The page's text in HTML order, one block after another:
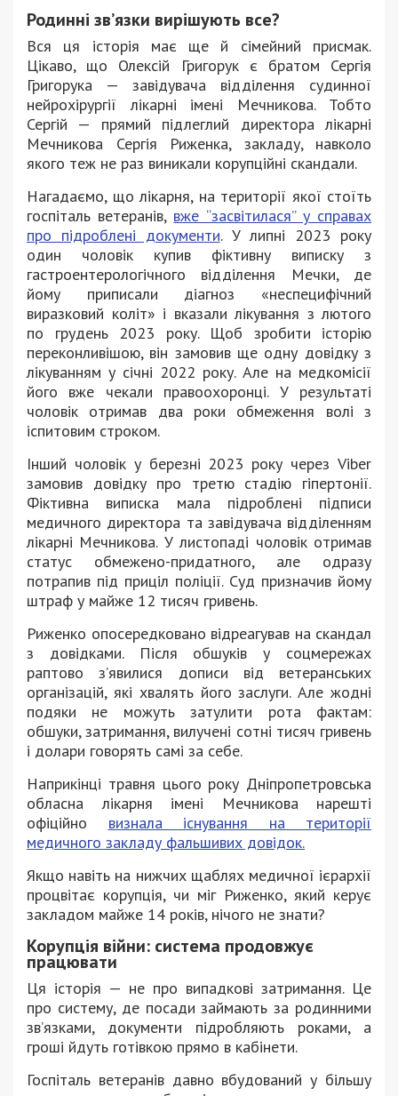
Родинні зв’язки вирішують все?
Вся ця історія має ще й сімейний присмак.
Цікаво, що Олексій Григорук є братом Сергія
Григорука — завідувача відділення судинної
нейрохірургії лікарні імені Мечникова. Тобто
Сергій — прямий підлеглий директора лікарні
Мечникова Сергія Риженка, закладу, навколо
якого теж не раз виникали корупційні скандали.
Нагадаємо, що лікарня, на території якої стоїть
госпіталь ветеранів, вже “засвітилася” у справах
про підроблені документи. У липні 2023 року
один чоловік купив фіктивну виписку з
гастроентерологічного відділення Мечки, де
йому приписали діагноз «неспецифічний
виразковий коліт» і вказали лікування з лютого
по грудень 2023 року. Щоб зробити історію
переконливішою, він замовив ще одну довідку з
лікуванням у січні 2022 року. Але на медкомісії
його вже чекали правоохоронці. У результаті
чоловік отримав два роки обмеження волі з
іспитовим строком.
Інший чоловік у березні 2023 року через Viber
замовив довідку про третю стадію гіпертонії.
Фіктивна виписка мала підроблені підписи
медичного директора та завідувача відділенням
лікарні Мечникова. У листопаді чоловік отримав
статус обмежено-придатного, але одразу
потрапив під приціл поліції. Суд призначив йому
штраф у майже 12 тисяч гривень.
Риженко опосередковано відреагував на скандал
з довідками. Після обшуків у соцмережах
раптово з’явилися дописи від ветеранських
організацій, які хвалять його заслуги. Але жодні
подяки не можуть затулити рота фактам:
обшуки, затримання, вилучені сотні тисяч гривень
і долари говорять самі за себе.
Наприкінці травня цього року Дніпропетровська
обласна лікарня імені Мечникова нарешті
офіційно визнала існування на території
медичного закладу фальшивих довідок.
Якщо навіть на нижчих щаблях медичної ієрархії
процвітає корупція, чи міг Риженко, який керує
закладом майже 14 років, нічого не знати?
Корупція війни: система продовжує
працювати
Ця історія — не про випадкові затримання. Це
про систему, де посади займають за родинними
зв’язками, документи підробляють роками, а
гроші йдуть готівкою прямо в кабінети.
Госпіталь ветеранів давно вбудований у більшу